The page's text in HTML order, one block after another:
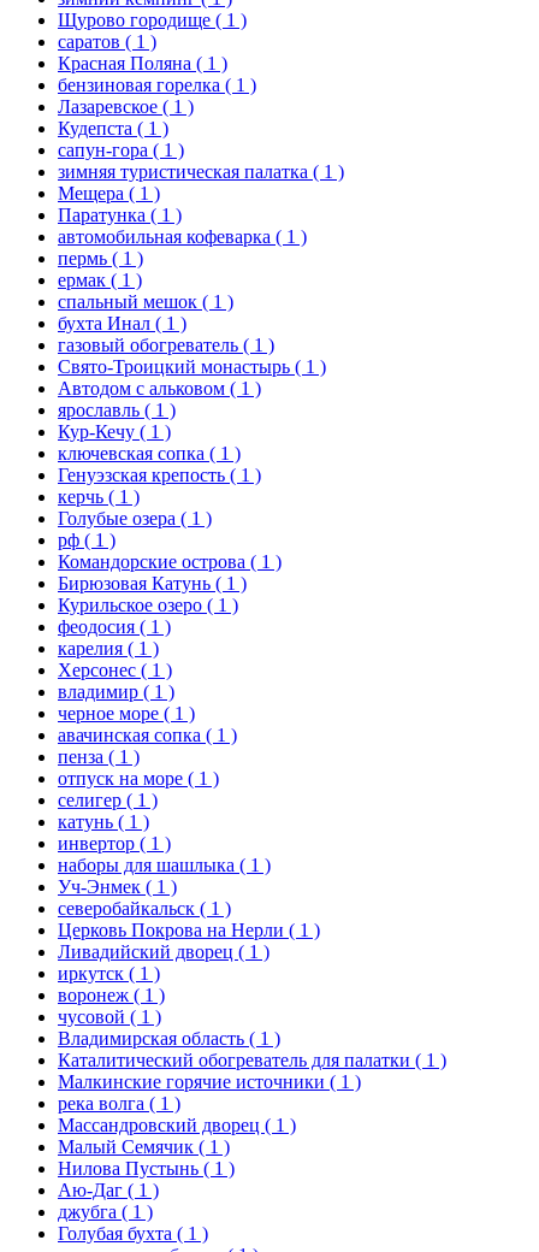
Щурово городище ( 1 )
саратов ( 1 )
Красная Поляна ( 1 )
бензиновая горелка ( 1 )
Лазаревское ( 1 )
Кудепста ( 1 )
сапун-гора ( 1 )
зимняя туристическая палатка ( 1 )
Мещера ( 1 )
Паратунка ( 1 )
автомобильная кофеварка ( 1 )
пермь ( 1 )
ермак ( 1 )
спальный мешок ( 1 )
бухта Инал ( 1 )
газовый обогреватель ( 1 )
Свято-Троицкий монастырь ( 1 )
Автодом с альковом ( 1 )
ярославль ( 1 )
Кур-Кечу ( 1 )
ключевская сопка ( 1 )
Генуэзская крепость ( 1 )
керчь ( 1 )
Голубые озера ( 1 )
рф ( 1 )
Командорские острова ( 1 )
Бирюзовая Катунь ( 1 )
Курильское озеро ( 1 )
феодосия ( 1 )
карелия ( 1 )
Херсонес ( 1 )
владимир ( 1 )
черное море ( 1 )
авачинская сопка ( 1 )
пенза ( 1 )
отпуск на море ( 1 )
селигер ( 1 )
катунь ( 1 )
инвертор ( 1 )
наборы для шашлыка ( 1 )
Уч-Энмек ( 1 )
северобайкальск ( 1 )
Церковь Покрова на Нерли ( 1 )
Ливадийский дворец ( 1 )
иркутск ( 1 )
воронеж ( 1 )
чусовой ( 1 )
Владимирская область ( 1 )
Каталитический обогреватель для палатки ( 1 )
Малкинские горячие источники ( 1 )
река волга ( 1 )
Массандровский дворец ( 1 )
Малый Семячик ( 1 )
Нилова Пустынь ( 1 )
Аю-Даг ( 1 )
джубга ( 1 )
Голубая бухта ( 1 )